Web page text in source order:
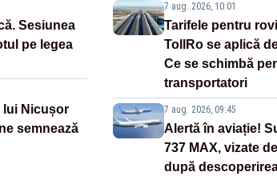
Sesiunea
pe legea
lui Nicușor
semnează
7 aug. 2026, 10:01
Tarifele pentru
TollRo se aplică
Ce se schimbă
transportatori
7 aug. 2026, 09:45
Alertă în aviație!
737 MAX, vizate
după